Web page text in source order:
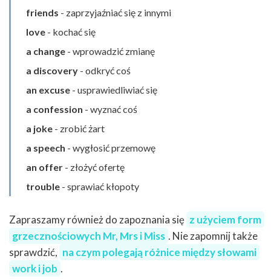
friends - zaprzyjaźniać się z innymi
love - kochać się
a change - wprowadzić zmianę
a discovery - odkryć coś
an excuse - usprawiedliwiać się
a confession - wyznać coś
a joke - zrobić żart
a speech - wygłosić przemowę
an offer - złożyć ofertę
trouble - sprawiać kłopoty
Zapraszamy również do zapoznania się z użyciem form
grzecznościowych Mr, Mrs i Miss . Nie zapomnij także
sprawdzić, na czym polegają różnice między słowami
work i job .